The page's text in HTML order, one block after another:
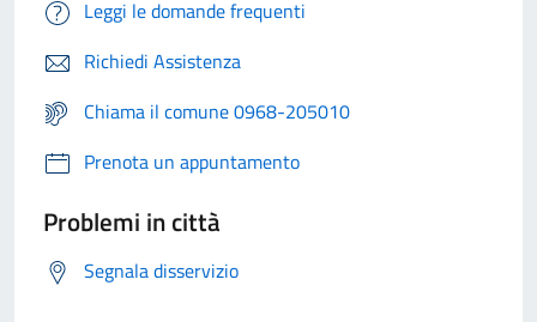
Leggi le domande frequenti
Richiedi Assistenza
Chiama il comune 0968-205010
Prenota un appuntamento
Problemi in città
Segnala disservizio